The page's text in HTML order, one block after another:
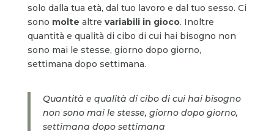
solo dalla tua età, dal tuo lavoro e dal tuo sesso. Ci
sono molte altre variabili in gioco. Inoltre
quantità e qualità di cibo di cui hai bisogno non
sono mai le stesse, giorno dopo giorno,
settimana dopo settimana.
Quantità e qualità di cibo di cui hai bisogno
non sono mai le stesse, giorno dopo giorno,
settimana dopo settimana